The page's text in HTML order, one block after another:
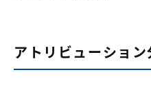
アトリビューション